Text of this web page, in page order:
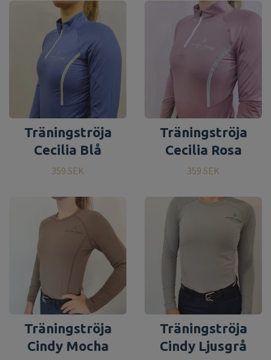
Träningströja
Cecilia Blå
359 SEK
Träningströja
Cecilia Rosa
359 SEK
Träningströja
Cindy Mocha
Träningströja
Cindy Ljusgrå